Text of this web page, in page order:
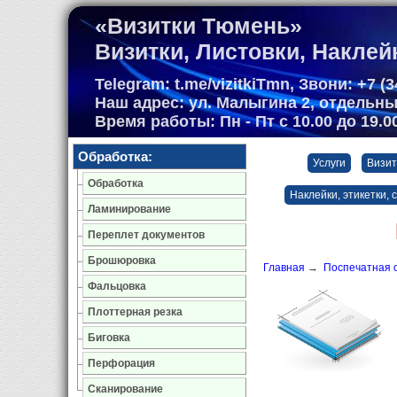
«Визитки Тюмень»
Визитки, Листовки,
Telegram: t.me/vizitkiTmn, Звони: +7
Наш адрес: ул. Малыгина 2,
Время работы: Пн - Пт с 10.00 до
Услуги
Наклейки, этикетки,
Главная → Поспечатная
Обработка:
Обработка
Ламинирование
Переплет документов
Брошюровка
Фальцовка
Плоттерная резка
Биговка
Перфорация
Сканирование